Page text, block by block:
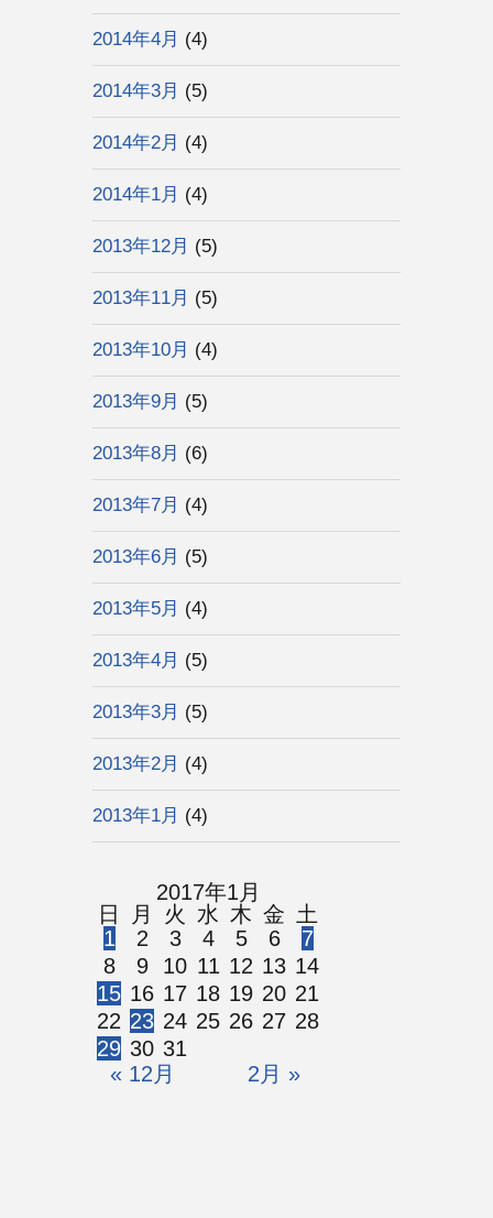
2014年4月 (4)
2014年3月 (5)
2014年2月 (4)
2014年1月 (4)
2013年12月 (5)
2013年11月 (5)
2013年10月 (4)
2013年9月 (5)
2013年8月 (6)
2013年7月 (4)
2013年6月 (5)
2013年5月 (4)
2013年4月 (5)
2013年3月 (5)
2013年2月 (4)
2013年1月 (4)
2017年1月
日
月 火 水 木 金 土
« 12月 2月 »
1 2 3 4 5 6
7
8
9 10 11 12 13 14
15 16 17 18 19 20 21
22 23 24 25 26 27 28
29 30 31